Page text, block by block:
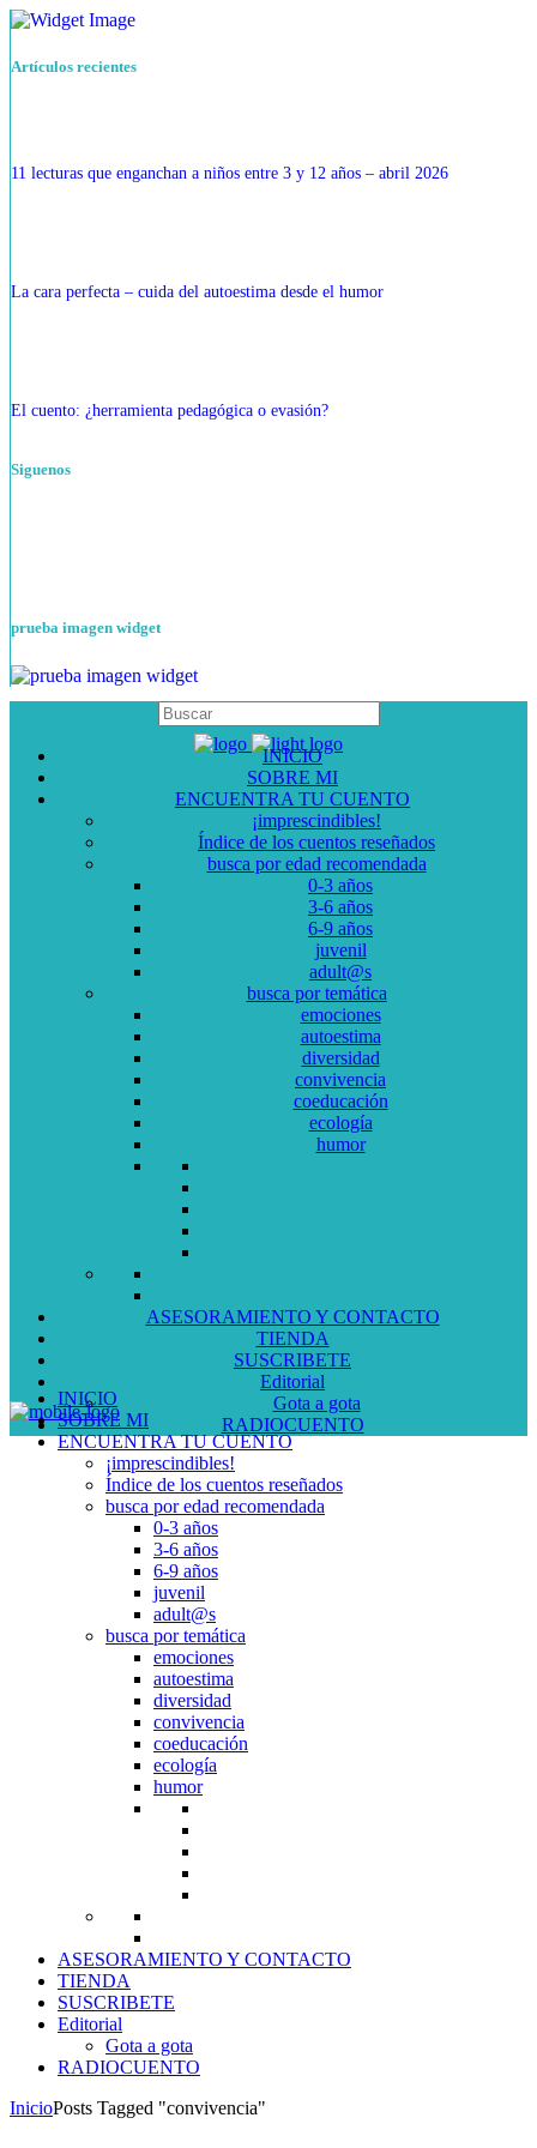
Artículos recientes
11 lecturas que enganchan a niños entre 3 y 12 años – abril 2026
La cara perfecta – cuida del autoestima desde el humor
El cuento: ¿herramienta pedagógica o evasión?
Siguenos
prueba imagen widget
INICIO
SOBRE MI
ENCUENTRA TU CUENTO
¡imprescindibles!
Índice de los cuentos reseñados
busca por edad recomendada
0-3 años
3-6 años
6-9 años
juvenil
adult@s
busca por temática
emociones
autoestima
diversidad
convivencia
coeducación
ecología
humor
ASESORAMIENTO Y CONTACTO
TIENDA
SUSCRIBETE
Editorial
Gota a gota
RADIOCUENTO
INICIO
SOBRE MI
ENCUENTRA TU CUENTO
¡imprescindibles!
Índice de los cuentos reseñados
busca por edad recomendada
0-3 años
3-6 años
6-9 años
juvenil
adult@s
busca por temática
emociones
autoestima
diversidad
convivencia
coeducación
ecología
humor
ASESORAMIENTO Y CONTACTO
TIENDA
SUSCRIBETE
Editorial
Gota a gota
RADIOCUENTO
InicioPosts Tagged "convivencia"